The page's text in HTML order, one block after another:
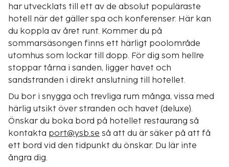
har utvecklats till ett av de absolut populäraste
hotell när det gäller spa och konferenser. Här kan
du koppla av året runt. Kommer du på
sommarsäsongen finns ett härligt poolområde
utomhus som lockar till dopp. För dig som hellre
stoppar tårna i sanden, ligger havet och
sandstranden i direkt anslutning till hotellet.
Du bor i snygga och trevliga rum många, vissa med
härlig utsikt över stranden och havet (deluxe).
Önskar du boka bord på hotellet restaurang så
kontakta port@ysb.se så att du är säker på att få
ett bord vid den tidpunkt du önskar. Du lär inte
ångra dig.